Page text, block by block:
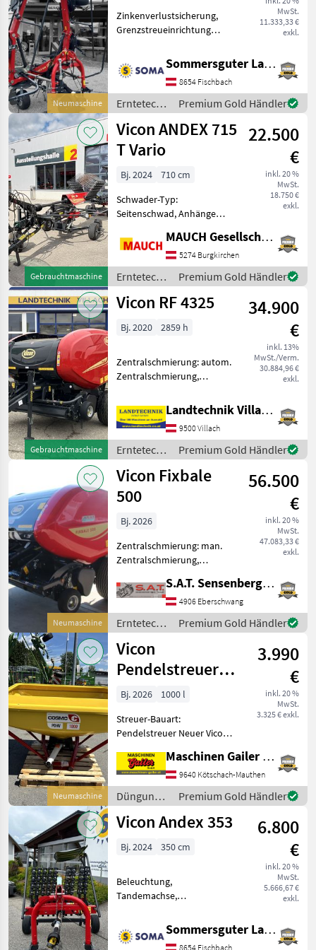
Neumaschine
MwSt.
11.333,33 €
exkl.
Zinkenverlustsicherung,
Grenzstreueinrichtung
604 inkl. -Gelenkwelle -
Warntafel inkl. Beleuchtung
-Wickelschutzblech -
Zinkenverlustsicheru
Sommersguter Landmaschinen GmbH
8654 Fischbach
Erntetechnik
Grünland /
Vicon
Premium Gold Händler
Gebrauchtmaschine
Vicon ANDEX 715
T Vario
22.500
€
inkl. 20 %
MwSt.
18.750 €
exkl.
Bj. 2024
710 cm
Schwader-Typ:
Seitenschwad, Anhänge
Nachlaufeinrichtung,
Tandemachse, Schwadtuch
Ausstattung: -
Wurmschwader -
Weitwinkelgelenkwelle -
Terrali
MAUCH Gesellschaft m.b.H. & Co.KG
5274 Burgkirchen
Erntetechnik
Grünland /
Vicon
Premium Gold Händler
Gebrauchtmaschine
Vicon RF 4325
34.900
€
inkl. 13%
MwSt./Verm.
30.884,96 €
exkl.
Bj. 2020 2859 h
Zentralschmierung: autom.
Zentralschmierung,
Ballenkammer,
Netzbindung,
Rollenniederhalter,
Schneidwerk Vicon RF 4325
Festkammermaschine mit
2, 20 m b
Landtechnik Villach GmbH
9500 Villach
Erntetechnik
Grünland /
Vicon
Premium Gold Händler
Neumaschine
Vicon Fixbale
500
56.500
€
inkl. 20 %
MwSt.
47.083,33 €
exkl.
Bj. 2026
Zentralschmierung: man.
Zentralschmierung,
Ballenkammer, Druckluft,
Netzbindung,
Rollenniederhalter,
Schneidwerk Vicon Fixbale
500 -Rundballenpresse
S.A.T. Sensenberger Agrar-Technik
4906 Eberschwang
Erntetechnik
Grünland /
Vicon
Premium Gold Händler
Neumaschine
Vicon
Pendelstreuer
1000 Liter
3.990
€
inkl. 20 %
MwSt.
3.325 € exkl.
Bj. 2026
1000 l
Streuer-Bauart:
Pendelstreuer Neuer Vicon
1000 Liter
Fassungsvermögen *
Glasfaserbehälter 1000
Liter * 3- Punktanbau *
Gelenkwelle * Me
Maschinen Gailer GmbH
9640 Kötschach-Mauthen
Düngung
und
Beregnung
Premium Gold Händler
Vicon Andex 353
6.800
€
inkl. 20 %
MwSt.
5.666,67 €
exkl.
Bj. 2024 350 cm
Beleuchtung,
Tandemachse,
Kreiselschwader Andex 353
inkl. -Gelenkwelle -
Sommersguter Landmaschinen GmbH
8654 Fischbach